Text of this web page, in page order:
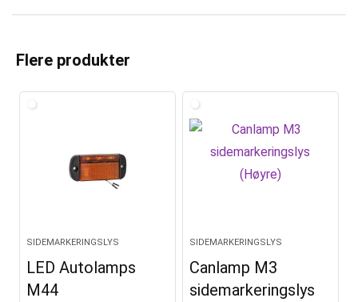
A
tFlere produkter
SIDEMARKERINGSLYS
LED Autolamps
M44
SIDEMARKERINGSLYS
Canlamp M3
sidemarkeringslys